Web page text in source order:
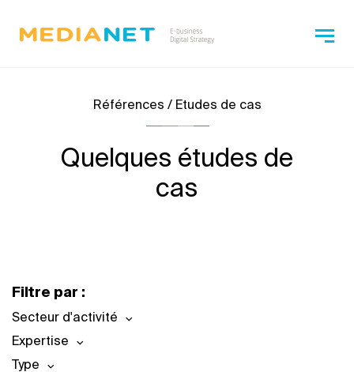
Références / Etudes de cas
Quelques études de
cas
Filtre par :
Secteur d'activité
Expertise
Type